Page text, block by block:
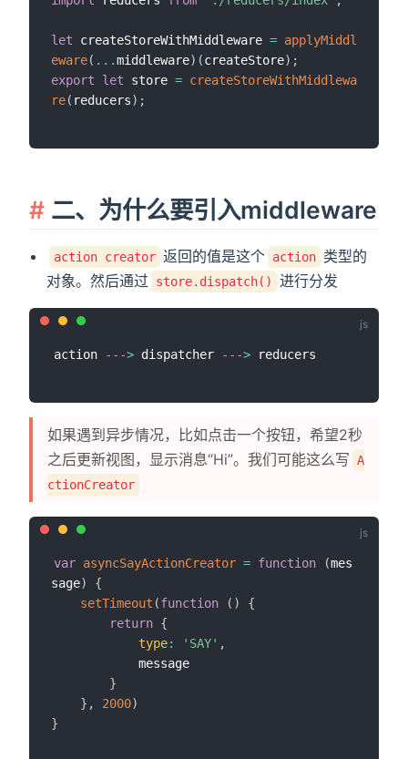
let createStoreWithMiddleware = applyMiddl
eware( ...middleware) (createStore) ;
export
let store = createStoreWithMiddlewa
re( reducers) ;
二、为什么要引入middleware
action creator 返回的值是这个 action 类型的
对象。然后通过
store.dispatch() 进行分发
action -- -> dispatcher -- ->
如果遇到异步情况，比如点击一个按钮，希望2秒
之后更新视图，显示消息“Hi”。我们可能这么写 A
ctionCreator
var asyncSayActionCreator = function (mes
sage)
{
setTimeout (function ( )
{
return {
type: 'SAY' ,
}
} , 2000)
}